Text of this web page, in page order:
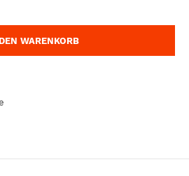
WARENKORB